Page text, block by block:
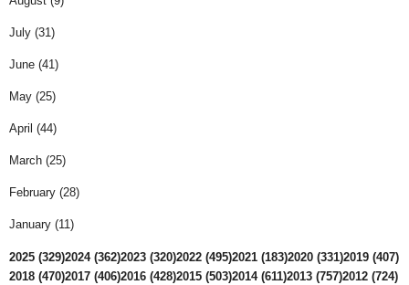
July (31)
June (41)
May (25)
April (44)
March (25)
February (28)
January (11)
2025 (329)2024 (362)2023 (320)2022 (495)2021 (183)2020 (331)2019 (407)
2018 (470)2017 (406)2016 (428)2015 (503)2014 (611)2013 (757)2012 (724)